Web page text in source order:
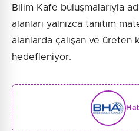
Bilim Kafe buluşmalarıyla
alanları yalnızca tanıtım
alanlarda çalışan ve üreten
hedefleniyor.